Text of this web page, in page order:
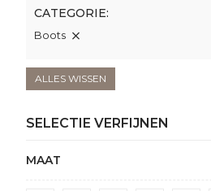
CATEGORIE
Boots
ALLES WISSEN
SELECTIE VERFIJNEN
MAAT